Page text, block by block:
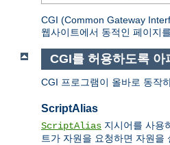
CGI (Common Gateway
웹사이트에서 동적인 페이지
CGI를 허용하도록 아
CGI 프로그램이 올바로 동작
ScriptAlias
ScriptAlias 지시어를 사용
트가 자원을 요청하면 자원을